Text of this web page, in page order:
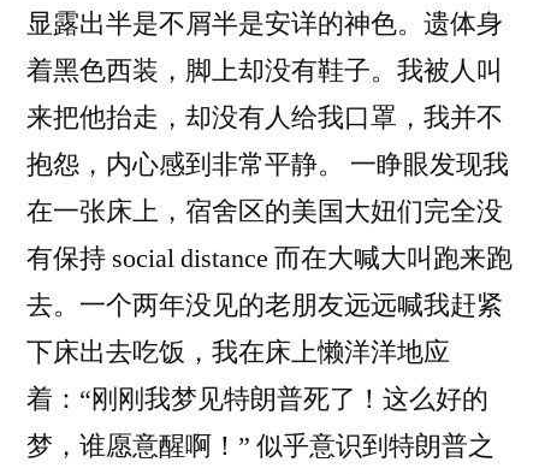
显露出半是不屑半是安详的神色。遗体身
着黑色西装，脚上却没有鞋子。我被人叫
来把他抬走，却没有人给我口罩，我并不
抱怨，内心感到非常平静。 一睁眼发现我
在一张床上，宿舍区的美国大妞们完全没
有保持 social distance 而在大喊大叫跑来跑
去。一个两年没见的老朋友远远喊我赶紧
下床出去吃饭，我在床上懒洋洋地应
着：“刚刚我梦见特朗普死了！这么好的
梦，谁愿意醒啊！” 似乎意识到特朗普之